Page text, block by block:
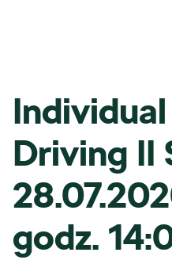
Driving II
godz.